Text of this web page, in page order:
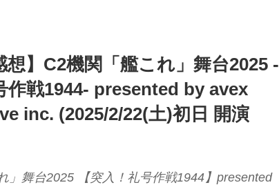
想】C2機関「艦これ」舞台2025 -
作戦1944- presented by avex
inc. (2025/2/22(土)初日 開演
」舞台2025 【突入！礼号作戦1944】presented